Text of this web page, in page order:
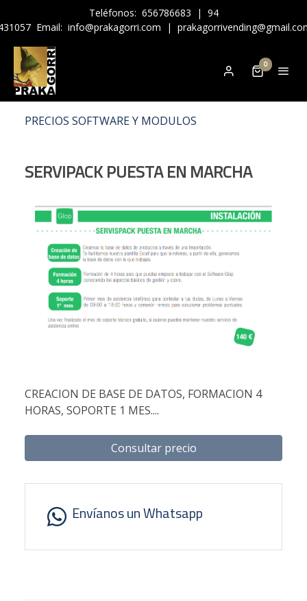
Teléfonos: 656786683 | 94
Email: info@prakagorri.com |
0
PRECIOS SOFTWARE Y MODULOS
SERVIPACK PUESTA EN MARCHA
CREACION DE BASE DE DATOS, FORMACION 4
HORAS, SOPORTE 1 MES....
Consultar precio
Envíanos un Whatsapp